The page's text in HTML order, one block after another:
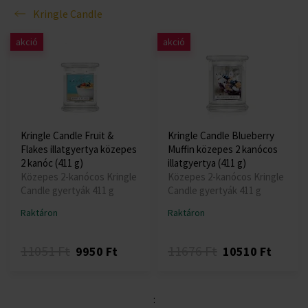
Kringle Candle
akció
Kringle Candle Fruit &
Flakes illatgyertya közepes
2 kanóc (411 g)
Közepes 2-kanócos Kringle
Candle gyertyák 411 g
Raktáron
9950 Ft
akció
Kringle Candle Blueberry
Muffin közepes 2 kanócos
illatgyertya (411 g)
Közepes 2-kanócos Kringle
Candle gyertyák 411 g
Raktáron
10510 Ft
: